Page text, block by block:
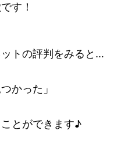
す！
トの評判をみると…
かった」
とができます♪